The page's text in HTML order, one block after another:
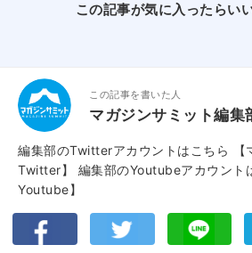
この記事が気に入ったらい
この記事を書いた人
マガジンサミット編集
編集部のTwitterアカウントはこちら
Twitter】
編集部のYoutubeアカウント
Youtube】